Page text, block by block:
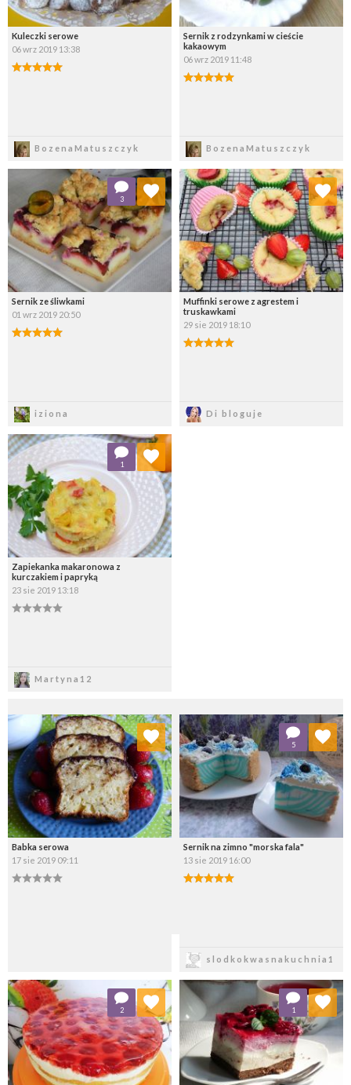
Kuleczki serowe
06 wrz 2019 13:38
BozenaMatuszczyk
Sernik z rodzynkami w cieście
kakaowym
06 wrz 2019 11:48
BozenaMatuszczyk
Sernik ze śliwkami
01 wrz 2019 20:50
iziona
3
Dodaj do ulubionych
Wybierz listę:
Muffinki serowe z agrestem i
truskawkami
29 sie 2019 18:10
Di bloguje
Dodaj do ulubionych
Wybierz listę:
Zapiekanka makaronowa z
kurczakiem i papryką
23 sie 2019 13:18
Martyna12
1
Dodaj do ulubionych
Wybierz listę:
Babka serowa
17 sie 2019 09:11
Dodaj do ulubionych
Wybierz listę:
Sernik na zimno "morska fala"
13 sie 2019 16:00
slodkokwasnakuchnia1
5
Dodaj do ulubionych
Wybierz listę:
2
Dodaj do ulubionych
Wybierz listę:
1
Dodaj do ulubionych
Wybierz listę: